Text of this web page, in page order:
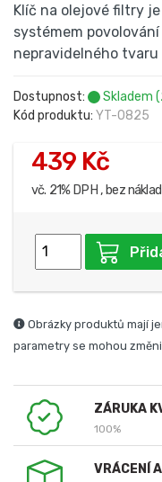
Klíč na olejové filtry
systémem
nepravidelného
Dostupnost: Skladem
Kód produktu: YT-0825
439 Kč
vč. 21% DPH , bez
Obrázky produktů mají
parametry se mohou
ZÁRUKA
100%
VRÁCENÍ